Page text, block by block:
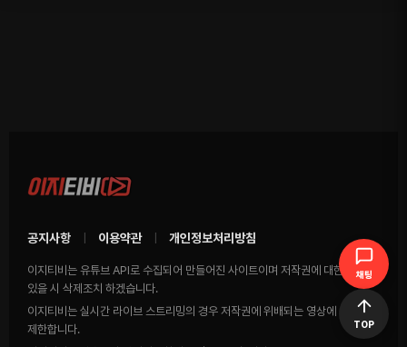
채팅
TOP
공지사항 이용약관 개인정보처리방침
이지티비는 유튜브 API로 수집되어 만들어진 사이트이며 저작권에 대한 영상이
있을 시 삭제조치 하겠습니다.
이지티비는 실시간 라이브 스트리밍의 경우 저작권에 위배되는 영상에 송출을
제한합니다.